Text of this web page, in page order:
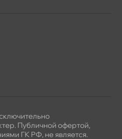
Публичной офертой,
ГК РФ, не является.